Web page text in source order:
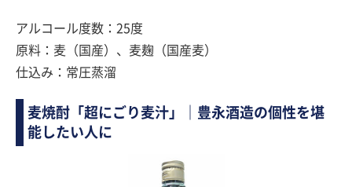
アルコール度数：25度
原料：麦（国産）、麦麹（国産麦）
仕込み：常圧蒸溜
麦焼酎「超にごり麦汁」｜豊永酒造の個性を堪
能したい人に